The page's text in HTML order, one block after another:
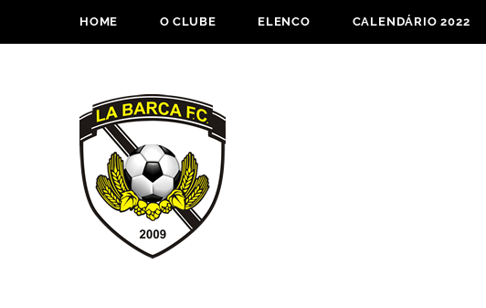
HOME O CLUBE ELENCO CALENDÁRIO 2022